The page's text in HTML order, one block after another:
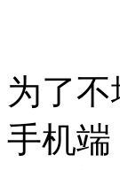
为了
手机端